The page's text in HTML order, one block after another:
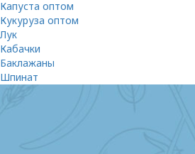
Капуста оптом
Кукуруза оптом
Лук
Кабачки
Баклажаны
Шпинат